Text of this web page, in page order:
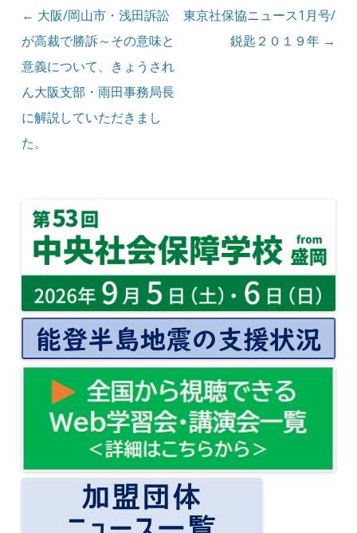
投稿ナビゲーション
← 大阪/岡山市・浅田訴訟
が高裁で勝訴～その意味と
意義について、きょうされ
ん大阪支部・雨田事務局長
に解説していただきまし
た。
東京社保協ニュース1月号/
鋭匙２０１９年 →